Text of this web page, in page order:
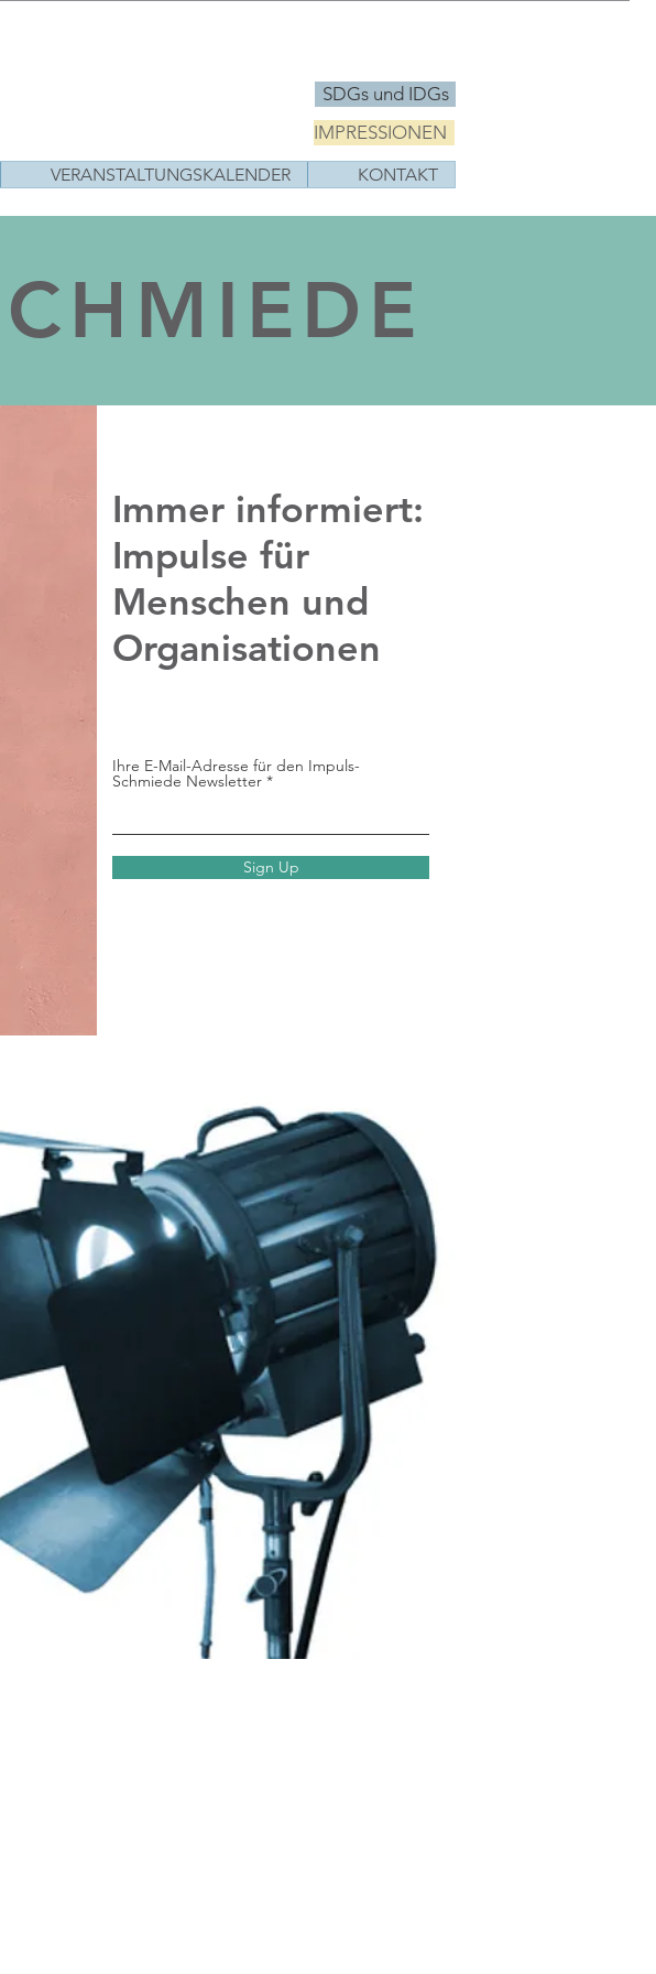
SDGs und IDGs
IMPRESSIONEN
VERANSTALTUNGSKALENDER KONTAKT
Immer informiert:
Impulse für
Menschen und
Organisationen
Ihre E-Mail-Adresse für den Impuls-
Schmiede Newsletter
Sign Up